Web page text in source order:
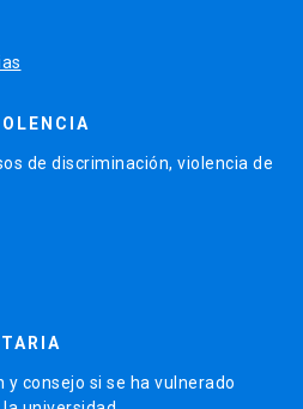
de discriminación, violencia de
consejo si se ha vulnerado